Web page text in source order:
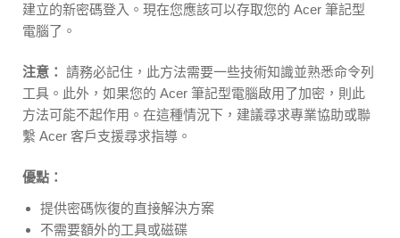
建立的新密碼登入。現在您應該可以存取您的 Acer 筆記型
電腦了。
注意： 請務必記住，此方法需要一些技術知識並熟悉命令列
工具。此外，如果您的 Acer 筆記型電腦啟用了加密，則此
方法可能不起作用。在這種情況下，建議尋求專業協助或聯
繫 Acer 客戶支援尋求指導。
優點：
提供密碼恢復的直接解決方案
不需要額外的工具或磁碟